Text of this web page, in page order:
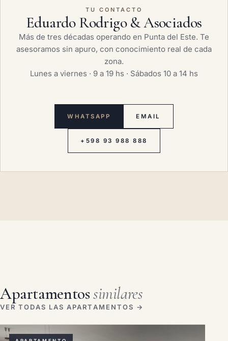
TU CONTACTO
Eduardo Rodrigo & Asociados
Más de tres décadas operando en Punta del Este. Te
asesoramos sin apuro, con conocimiento real de cada
zona.
Lunes a viernes · 9 a 19 hs · Sábados 10 a 14 hs
WHATSAPP EMAIL
+598 93 988 888
Apartamentossimilares
VER TODAS LAS APARTAMENTOS →